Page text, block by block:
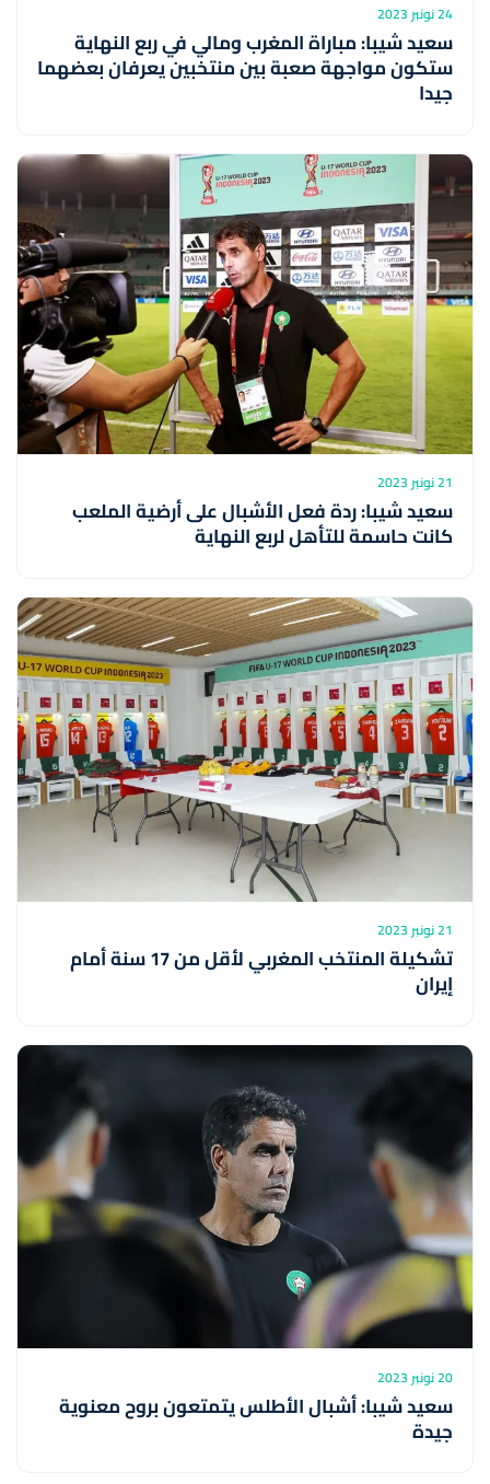
24 نونبر 2023
سعيد شيبا: مباراة المغرب ومالي في ربع النهاية
ستكون مواجهة صعبة بين منتخبين يعرفان بعضهما
جيدا
21 نونبر 2023
سعيد شيبا: ردة فعل الأشبال على أرضية الملعب
كانت حاسمة للتأهل لربع النهاية
21 نونبر 2023
تشكيلة المنتخب المغربي لأقل من 17 سنة أمام
إيران
20 نونبر 2023
سعيد شيبا: أشبال الأطلس يتمتعون بروح معنوية
جيدة